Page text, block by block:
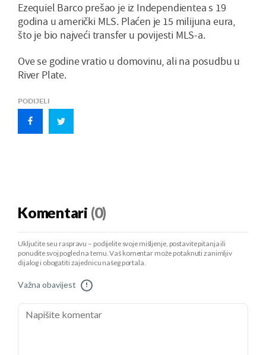
Ezequiel Barco prešao je iz Independientea s 19
godina u američki MLS. Plaćen je 15 milijuna eura,
što je bio najveći transfer u povijesti MLS-a.
Ove se godine vratio u domovinu, ali na posudbu u
River Plate.
PODIJELI
Komentari (0)
Uključite se u raspravu – podijelite svoje mišljenje, postavite pitanja ili
ponudite svoj pogled na temu. Vaš komentar može potaknuti zanimljiv
dijalog i obogatiti zajednicu našeg portala.
Važna obavijest !